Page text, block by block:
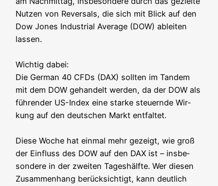
Nut­zen von Rever­sals, die sich mit Blick auf den
Dow Jones Indus­tri­al Avera­ge (DOW) ablei­ten
las­sen.
Wich­tig dabei:
Die Ger­man 40 CFDs (DAX) soll­ten im Tan­dem
mit dem DOW gehan­delt wer­den, da der DOW als
füh­ren­der US-Index eine star­ke steu­ern­de Wir­
kung auf den deut­schen Markt ent­fal­tet.
Die­se Woche hat ein­mal mehr gezeigt, wie groß
der Ein­fluss des DOW auf den DAX ist – ins­be­
son­de­re in der zwei­ten Tages­hälf­te. Wer die­sen
Zusam­men­hang berück­sich­tigt, kann deut­lich